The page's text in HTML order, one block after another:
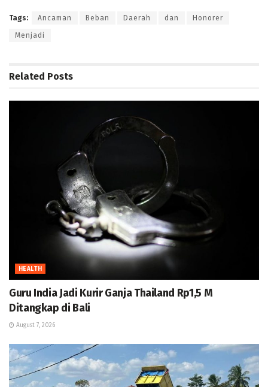
Tags: Ancaman Beban Daerah dan Honorer
Menjadi
Related Posts
HEALTH
Guru India Jadi Kurir Ganja Thailand Rp1,5 M
Ditangkap di Bali
August 7, 2026